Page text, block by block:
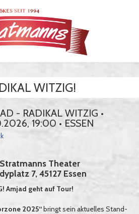
WITZIG!
- RADIKAL WITZIG •
19:00 • ESSEN
Theater
7, 45127 Essen
Amjad geht auf Tour!
2025“bringt sein aktuelles Stand-